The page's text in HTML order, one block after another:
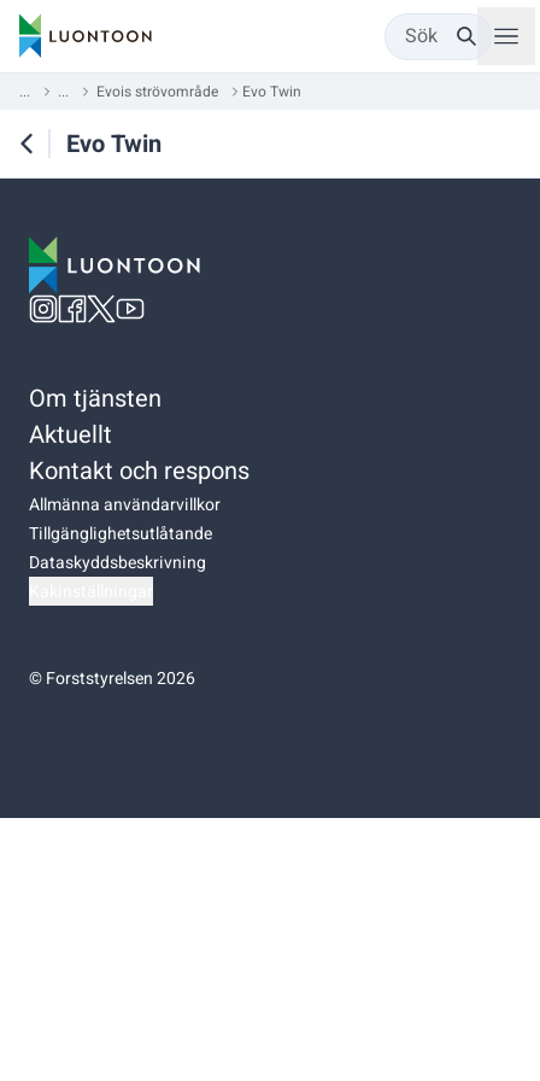
Sök
... ... Evois strövområde Evo Twin
Evo Twin
Om tjänsten
Aktuellt
Kontakt och respons
Allmänna användarvillkor
Tillgänglighetsutlåtande
Dataskyddsbeskrivning
©Forststyrelsen 2026